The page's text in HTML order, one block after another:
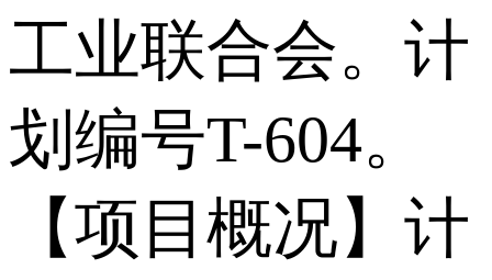
工业联合会。计
划编号T-604。
【项目概况】计